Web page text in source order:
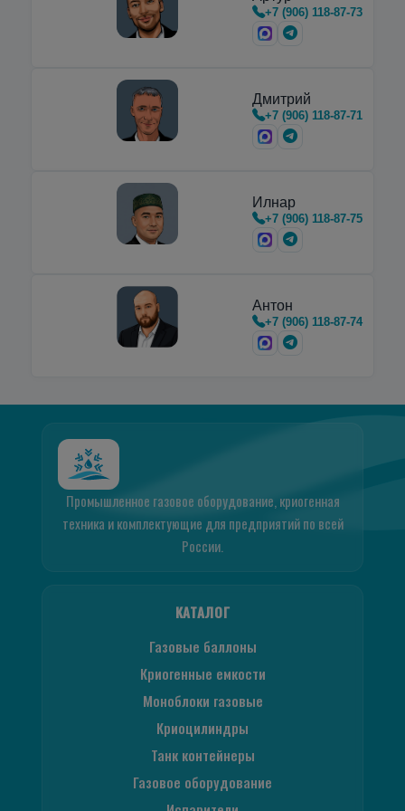
горизонтальные криоцилиндры,
+7 (906) 118-87-73
Дмитрий
+7 (906) 118-87-71
Илнар
+7 (906) 118-87-75
Антон
+7 (906) 118-87-74
Промышленное газовое оборудование, криогенная
техника и комплектующие для предприятий по всей
России.
КАТАЛОГ
Газовые баллоны
Криогенные емкости
Моноблоки газовые
Криоцилиндры
Танк контейнеры
Газовое оборудование